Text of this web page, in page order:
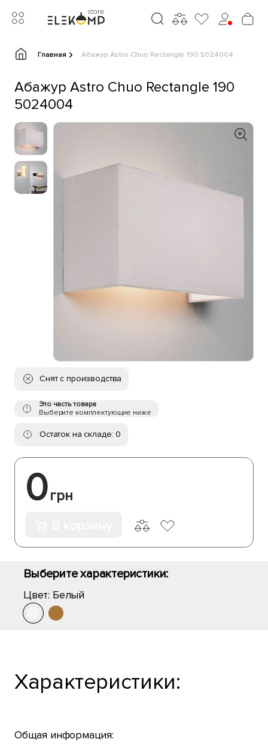
Главная Абажур Astro Chuo Rectangle 190 5024004
Абажур Astro Chuo Rectangle 190
5024004
Снят с производства
Это часть товара
Выберите комплектующие ниже
Остаток на складе: 0
0грн
Выберите характеристики:
Цвет: Белый
Характеристики:
Общая информация: